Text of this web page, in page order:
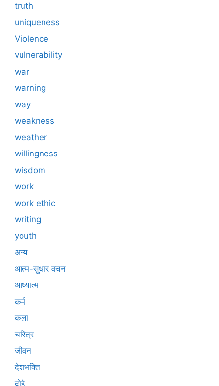
truth
uniqueness
Violence
vulnerability
war
warning
way
weakness
weather
willingness
wisdom
work
work ethic
writing
youth
अन्य
आत्म-सुधार वचन
आध्यात्म
कर्म
कला
चरित्र
जीवन
देशभक्ति
दोहे